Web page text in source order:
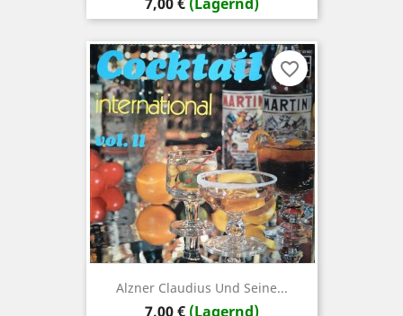
Alzner Claudius Und Seine...
Preis
7,00 € (Lagernd)
favorite_border